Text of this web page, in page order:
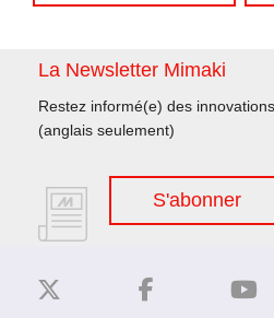
La Newsletter Mimaki
Restez informé(e) des
(anglais seulement)
S'abonner